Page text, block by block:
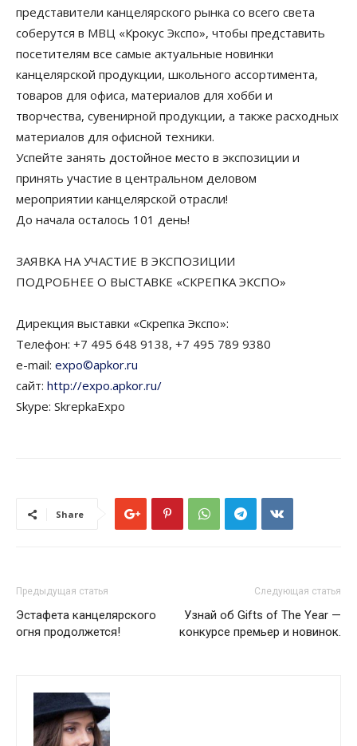
представители канцелярского рынка со всего света
соберутся в МВЦ «Крокус Экспо», чтобы представить
посетителям все самые актуальные новинки
канцелярской продукции, школьного ассортимента,
товаров для офиса, материалов для хобби и
творчества, сувенирной продукции, а также расходных
материалов для офисной техники.
Успейте занять достойное место в экспозиции и
принять участие в центральном деловом
мероприятии канцелярской отрасли!
До начала осталось 101 день!
ЗАЯВКА НА УЧАСТИЕ В ЭКСПОЗИЦИИ
ПОДРОБНЕЕ О ВЫСТАВКЕ «СКРЕПКА ЭКСПО»
Дирекция выставки «Скрепка Экспо»:
Телефон: +7 495 648 9138, +7 495 789 9380
e-mail: expo©apkor.ru
сайт: http://expo.apkor.ru/
Skype: SkrepkaExpo
Share
Предыдущая статья
Эстафета канцелярского
огня продолжется!
Следующая статья
Узнай об Gifts of The Year —
конкурсе премьер и новинок.